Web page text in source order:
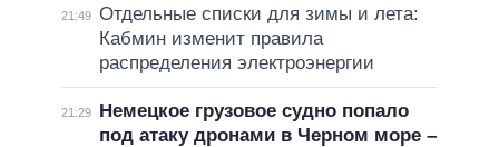
21:49 Отдельные списки для зимы и лета:
Кабмин изменит правила
распределения электроэнергии
21:29
Немецкое грузовое судно попало
под атаку дронами в Черном море –